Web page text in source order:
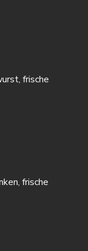
frische
frische